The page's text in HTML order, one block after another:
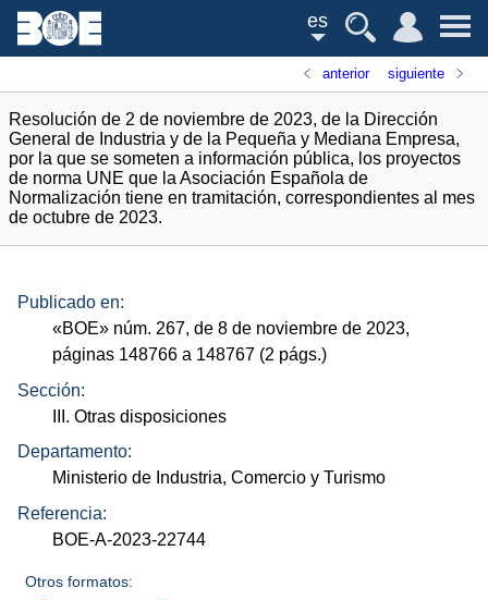
es
anterior siguiente
Resolución de 2 de noviembre de 2023, de la Dirección
General de Industria y de la Pequeña y Mediana Empresa,
por la que se someten a información pública, los proyectos
de norma UNE que la Asociación Española de
Normalización tiene en tramitación, correspondientes al mes
de octubre de 2023.
Publicado en:
«BOE» núm. 267, de 8 de noviembre de 2023,
páginas 148766 a 148767 (2 págs.)
Sección:
III. Otras disposiciones
Departamento:
Ministerio de Industria, Comercio y Turismo
Referencia:
BOE-A-2023-22744
Otros formatos: